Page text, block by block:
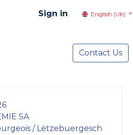
Sign in English (UK)
Social Advocacy Services
Contact Us
SA
/ Lëtzebuergesch